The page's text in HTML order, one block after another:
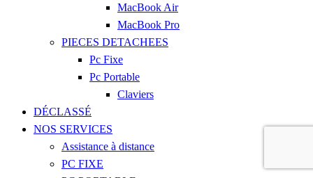
MacBook Air
MacBook Pro
PIECES DETACHEES
Pc Fixe
Pc Portable
Claviers
DÉCLASSÉ
NOS SERVICES
Assistance à distance
PC FIXE